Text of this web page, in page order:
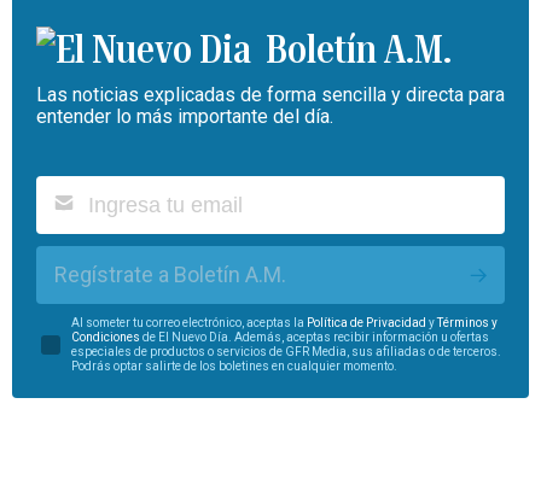
Boletín A.M.
Las noticias explicadas de forma sencilla y directa para
entender lo más importante del día.
Regístrate a Boletín A.M.
Al someter tu correo electrónico, aceptas la Política de Privacidad yTérminos y
Condiciones de El Nuevo Día. Además, aceptas recibir información u ofertas
especiales de productos o servicios de GFR Media, sus afiliadas o de terceros.
Podrás optar salirte de los boletines en cualquier momento.